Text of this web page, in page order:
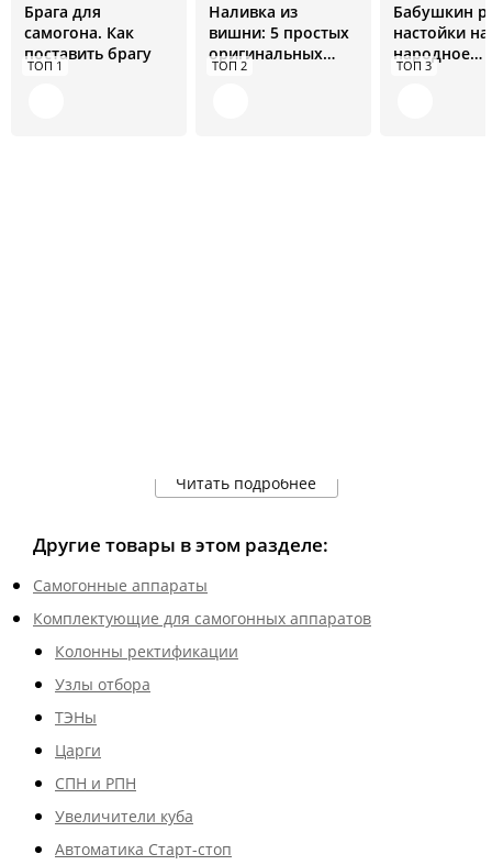
ТОП 1
Брага для
самогона. Как
поставить брагу
ТОП 2
Наливка из
вишни: 5 простых
оригинальных
рецептов
ТОП 3
Бабушкин
настойки
народное
средство от
Читать подробнее
Другие товары в этом разделе:
Самогонные аппараты
Комплектующие для самогонных аппаратов
Колонны ректификации
Узлы отбора
ТЭНы
Царги
СПН и РПН
Увеличители куба
Автоматика Старт-стоп